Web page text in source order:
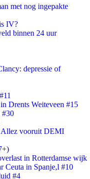
met nog ingepakte
IV?
binnen 24 uur
depressie of
Drents Weiteveen #15
#30
Allez vooruit DEMI
in Rotterdamse wijk
Ceuta in Spanje,l #10
#4